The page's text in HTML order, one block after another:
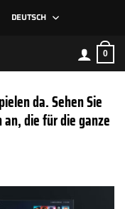
DEUTSCH
0
da. Sehen Sie
die für die ganze